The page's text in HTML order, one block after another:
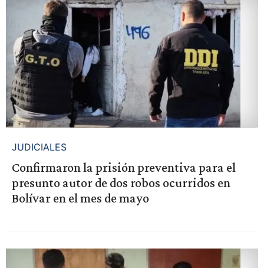
JUDICIALES
Confirmaron la prisión preventiva para el
presunto autor de dos robos ocurridos en
Bolívar en el mes de mayo